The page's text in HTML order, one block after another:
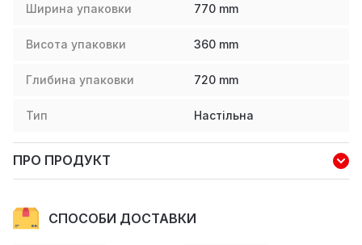
Ширина упаковки 770 mm
Висота упаковки 360 mm
Глибина упаковки 720 mm
Тип Настільна
ПРО ПРОДУКТ
СПОСОБИ ДОСТАВКИ